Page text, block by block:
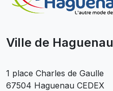
Ville de Haguenau
1 place Charles de Gaulle
67504 Haguenau CEDEX